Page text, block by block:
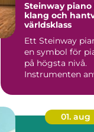
Steinway piano kvalitet,
klang och
världsklass
Ett Steinway
en symbol för
på högsta nivå.
Instrumenten
01. aug